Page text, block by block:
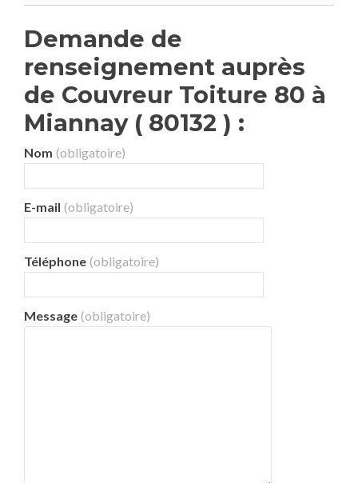
Demande de
renseignement auprès
de Couvreur Toiture 80 à
Miannay ( 80132 ) :
Nom (obligatoire)
E-mail (obligatoire)
Téléphone (obligatoire)
Message (obligatoire)